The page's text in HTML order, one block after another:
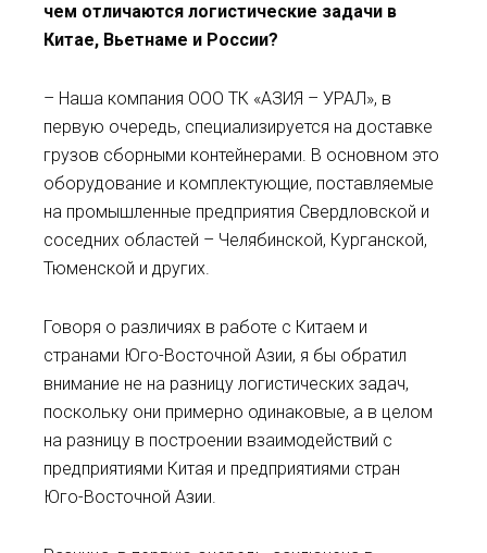
чем отличаются логистические задачи в
Китае, Вьетнаме и России?
– Наша компания ООО ТК «АЗИЯ – УРАЛ», в
первую очередь, специализируется на доставке
грузов сборными контейнерами. В основном это
оборудование и комплектующие, поставляемые
на промышленные предприятия Свердловской и
соседних областей – Челябинской, Курганской,
Тюменской и других.
Говоря о различиях в работе с Китаем и
странами Юго-Восточной Азии, я бы обратил
внимание не на разницу логистических задач,
поскольку они примерно одинаковые, а в целом
на разницу в построении взаимодействий с
предприятиями Китая и предприятиями стран
Юго-Восточной Азии.